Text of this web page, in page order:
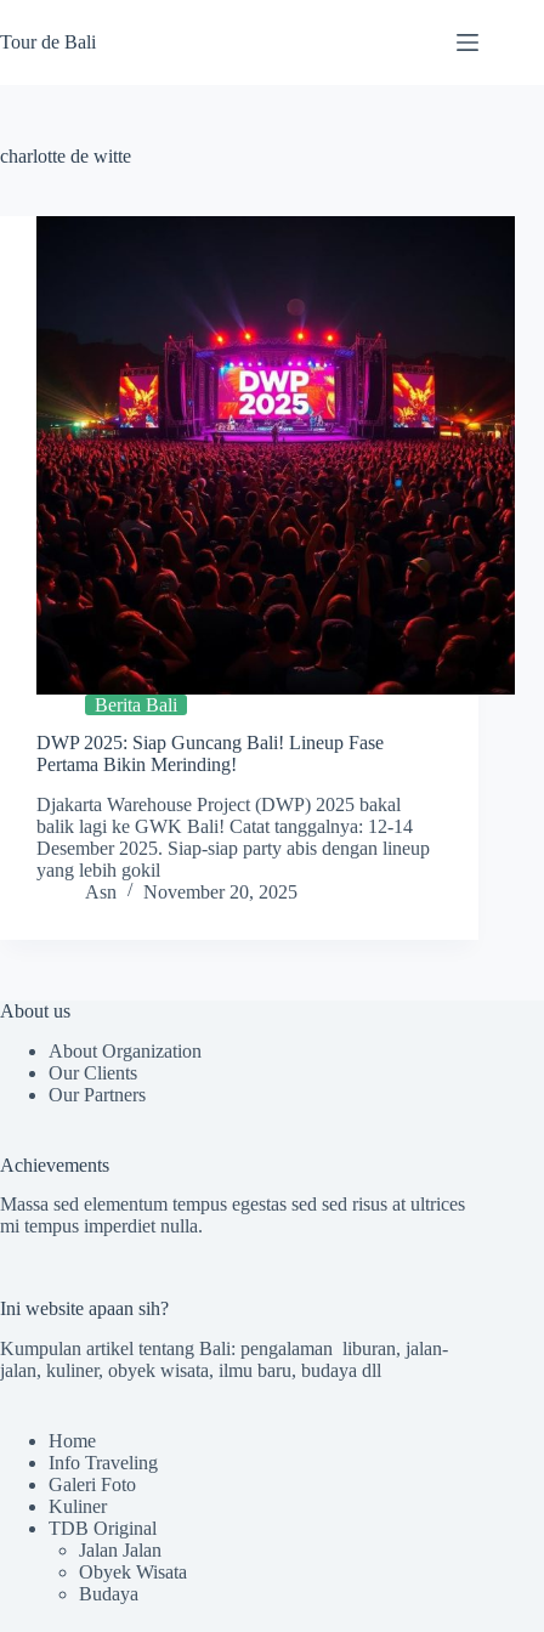
to
content
Tour de Bali
charlotte de witte
Berita Bali
DWP 2025: Siap Guncang Bali! Lineup Fase
Pertama Bikin Merinding!
Djakarta Warehouse Project (DWP) 2025 bakal
balik lagi ke GWK Bali! Catat tanggalnya: 12-14
Desember 2025. Siap-siap party abis dengan lineup
yang lebih gokil
Asn
November 20, 2025
About us
About Organization
Our Clients
Our Partners
Achievements
Massa sed elementum tempus egestas sed sed risus at ultrices
mi tempus imperdiet nulla.
Ini website apaan sih?
Kumpulan artikel tentang Bali: pengalaman liburan, jalan-
jalan, kuliner, obyek wisata, ilmu baru, budaya dll
Home
Info Traveling
Galeri Foto
Kuliner
TDB Original
Jalan Jalan
Obyek Wisata
Budaya